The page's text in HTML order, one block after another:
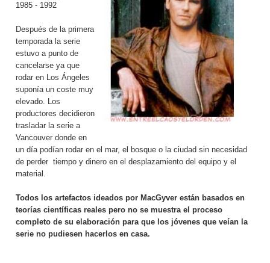
1985 - 1992
Después de la primera
temporada la serie
estuvo a punto de
cancelarse ya que
rodar en Los Ángeles
suponía un coste muy
elevado. Los
productores decidieron
trasladar la serie a
Vancouver donde en
un día podían rodar en el mar, el bosque o la ciudad sin necesidad
de perder tiempo y dinero en el desplazamiento del equipo y el
material.
Todos los artefactos ideados por MacGyver están basados en
teorías científicas reales pero no se muestra el proceso
completo de su elaboración para que los jóvenes que veían la
serie no pudiesen hacerlos en casa.